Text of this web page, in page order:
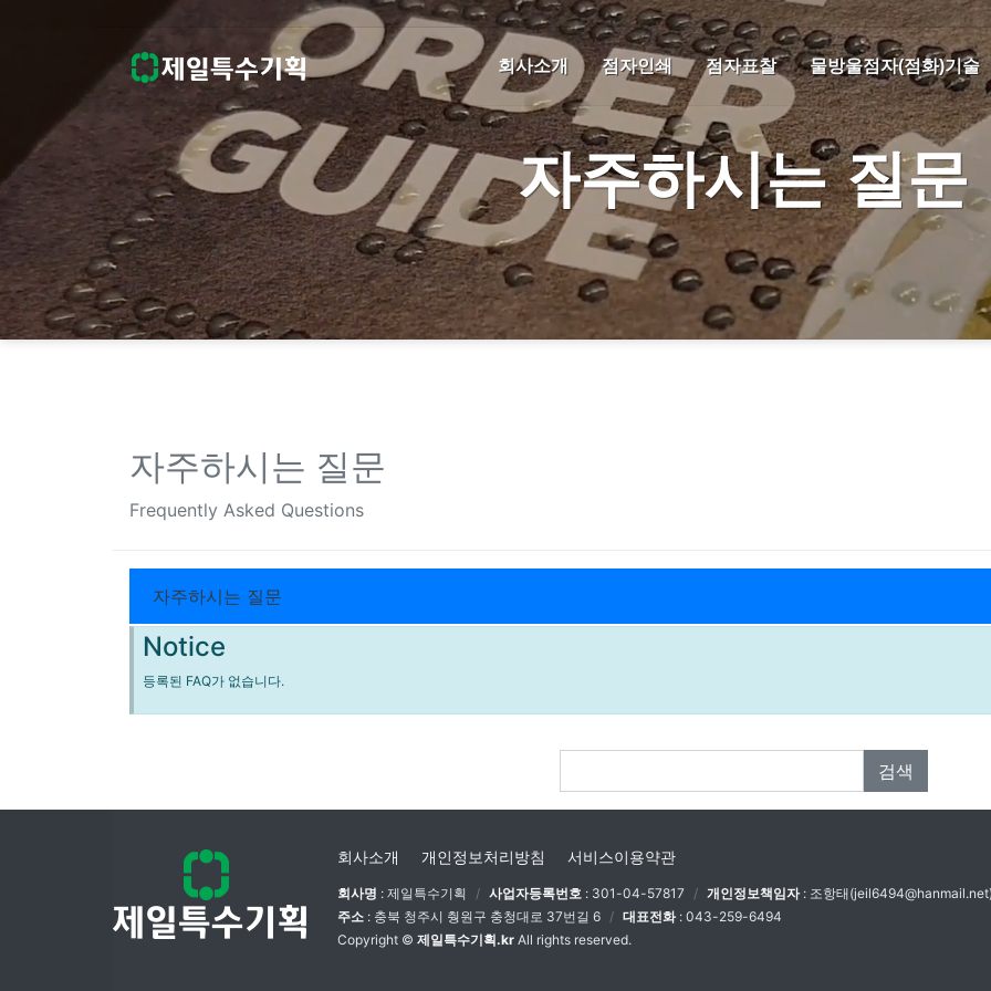
회사소개 점자인쇄 점자표찰 물방울점자(점화)기술
자주하시는 질문
자주하시는 질문
Frequently Asked Questions
열린 분류
자주하시는 질문
Notice
등록된 FAQ가 없습니다.
검색
회사소개 개인정보처리방침 서비스이용약관
회사명 : 제일특수기획 사업자등록번호 : 301-04-57817 개인정보책임자: 조항태
주소 : 충북 청주시 췅원구 충청대로 37번길 6 대표전화: 043-259-6494
Copyright © 제일특수기획.kr All rights reserved.